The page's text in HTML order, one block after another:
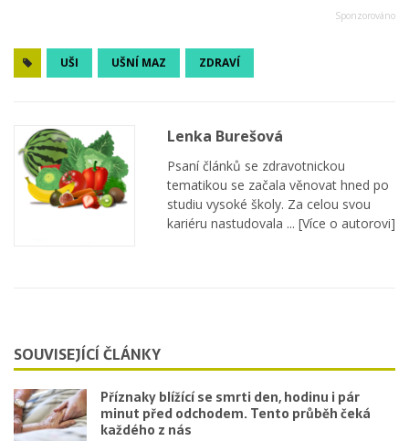
UŠI UŠNÍ MAZ ZDRAVÍ
Lenka Burešová
Psaní článků se zdravotnickou
tematikou se začala věnovat hned po
studiu vysoké školy. Za celou svou
kariéru nastudovala ... [Více o autorovi]
SOUVISEJÍCÍ ČLÁNKY
Příznaky blížící se smrti den, hodinu i pár
minut před odchodem. Tento průběh čeká
každého z nás